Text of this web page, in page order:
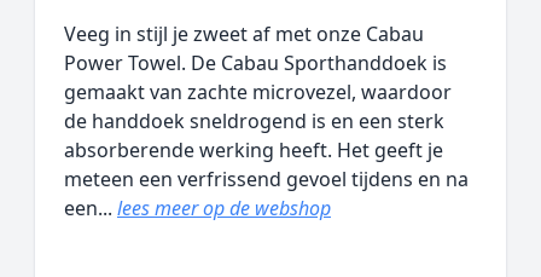
Veeg in stijl je zweet af met onze Cabau
Power Towel. De Cabau Sporthanddoek is
gemaakt van zachte microvezel, waardoor
de handdoek sneldrogend is en een sterk
absorberende werking heeft. Het geeft je
meteen een verfrissend gevoel tijdens en na
een... lees meer op de webshop